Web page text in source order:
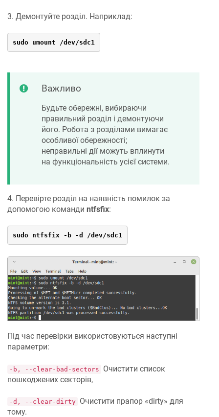
3. Демонтуйте розділ. Наприклад:
sudo umount /dev/sdc1
Важливо
Будьте обережні, вибираючи
правильний розділ і демонтуючи
його. Робота з розділами вимагає
особливої обережності;
неправильні дії можуть вплинути
на функціональність усієї системи.
4. Перевірте розділ на наявність помилок за
допомогою команди ntfsfix:
sudo ntfsfix -b -d /dev/sdc1
Під час перевірки використовуються наступні
параметри:
-b, --clear-bad-sectors
Очистити список
пошкоджених секторів,
-d, --clear-dirty Очистити прапор «dirty» для
тому.